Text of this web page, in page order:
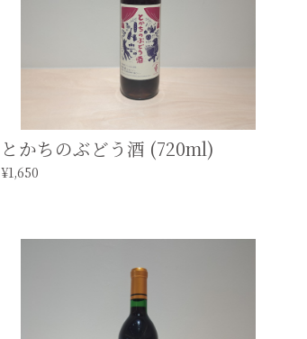
とかちのぶどう酒 (720ml)
¥1,650